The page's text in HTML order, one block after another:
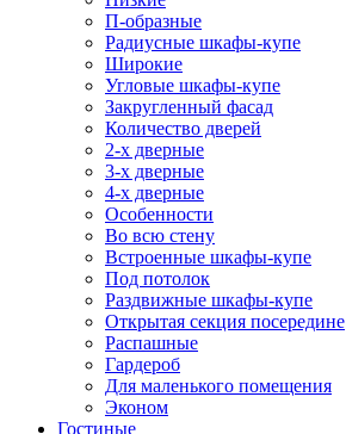
П-образные
Радиусные шкафы-купе
Широкие
Угловые шкафы-купе
Закругленный фасад
Количество дверей
2-х дверные
3-х дверные
4-х дверные
Особенности
Во всю стену
Встроенные шкафы-купе
Под потолок
Раздвижные шкафы-купе
Открытая секция посередине
Распашные
Гардероб
Для маленького помещения
Эконом
Гостиные